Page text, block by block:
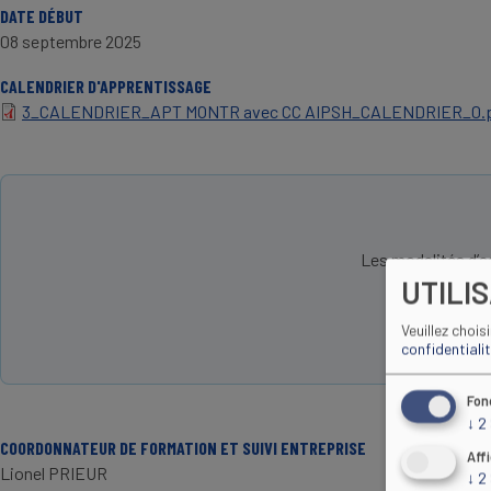
DATE DÉBUT
08 septembre 2025
CALENDRIER D'APPRENTISSAGE
3_CALENDRIER_APT MONTR avec CC
Les modalités
COORDONNATEUR DE FORMATION ET SUIVI ENTREPRISE
Lionel PRIEUR
Veuillez
↓ 2
↓ 2